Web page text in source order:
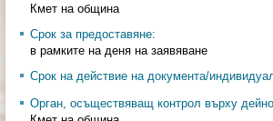
Кмет на община
Срок за предоставяне:
в рамките на деня на заявяване
Срок на действие на документа/
Орган, осъществяващ контрол върху